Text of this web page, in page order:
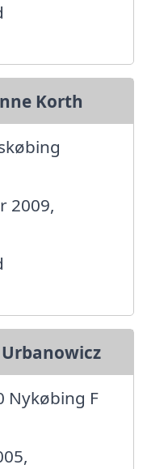
Korth
2009,
Nykøbing F